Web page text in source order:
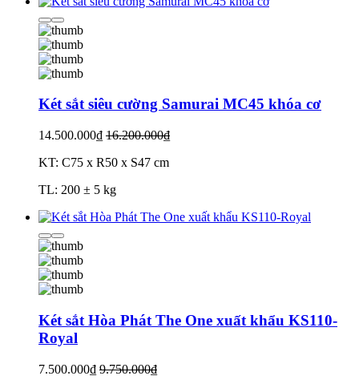
Két sắt siêu cường Samurai MC45 khóa cơ
14.500.000₫ 16.200.000₫
KT: C75 x R50 x S47 cm
TL: 200 ± 5 kg
Két sắt Hòa Phát The One xuất khẩu KS110-
Royal
7.500.000₫ 9.750.000₫